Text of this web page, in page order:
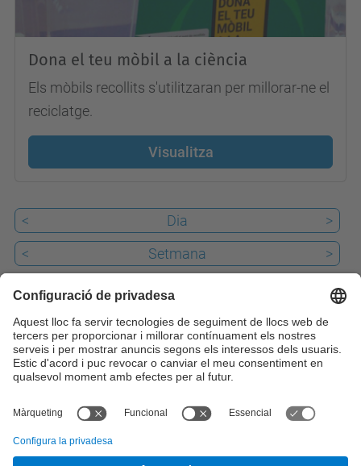
Dona el teu mòbil a la ciència
Els mòbils recollits s'utilitzaran per millorar-ne el
reciclatge.
Visualitza
< Dia
>
<
Setmana
>
>
Passat
9
Avui
Properament
iCal